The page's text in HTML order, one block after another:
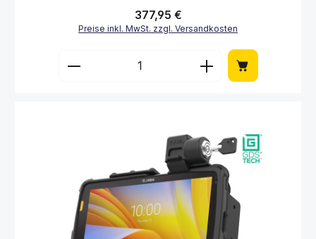
Regulärer Preis:
377,95 €
Preise inkl. MwSt. zzgl. Versandkosten
Produkt Anzahl: Gib den gewünschten